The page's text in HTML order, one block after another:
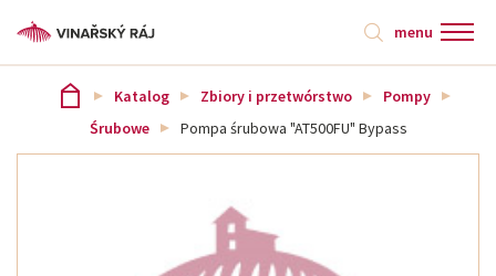
menu
Katalog Zbiory i przetwórstwo
Pompy
Śrubowe
Pompa śrubowa "AT500FU" Bypass